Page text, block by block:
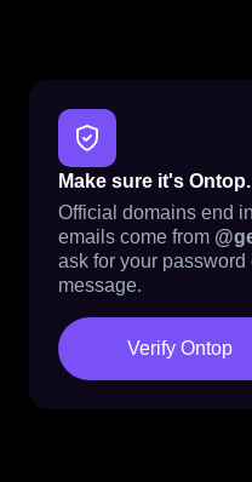
Make sure it's Ontop.
Official domains end in
emails come from
ask for your
message.
Verify Ontop